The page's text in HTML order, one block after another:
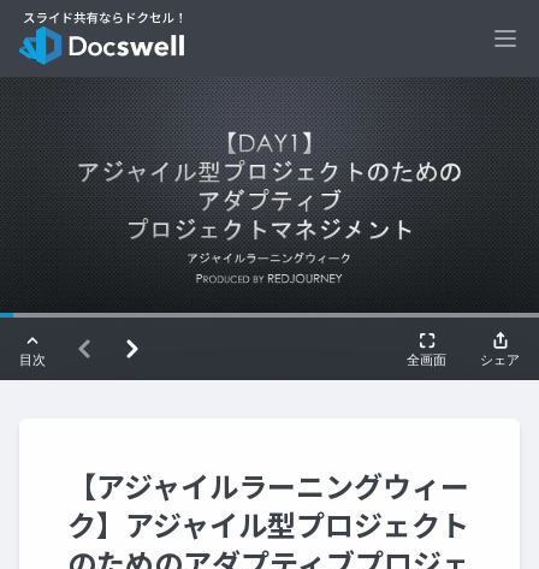
【アジャイルラーニングウィー
ク】アジャイル型プロジェクト